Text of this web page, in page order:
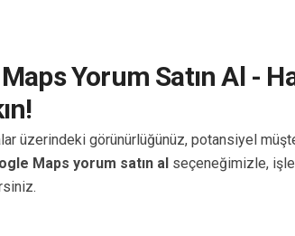
Yorum Satın Al -
üzerindeki görünürlüğünüz, potansiyel
Maps yorum satın al seçeneğimizle,